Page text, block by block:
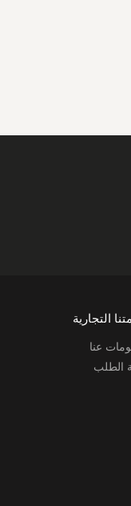
التجارية
عنا
الطلب